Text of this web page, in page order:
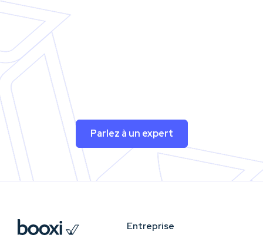
Parlez à un expert
Entreprise